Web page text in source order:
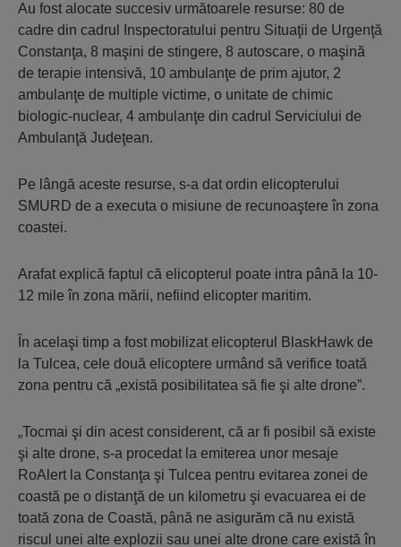
Au fost alocate succesiv următoarele resurse: 80 de
cadre din cadrul Inspectoratului pentru Situaţii de Urgenţă
Constanţa, 8 maşini de stingere, 8 autoscare, o maşină
de terapie intensivă, 10 ambulanţe de prim ajutor, 2
ambulanţe de multiple victime, o unitate de chimic
biologic-nuclear, 4 ambulanţe din cadrul Serviciului de
Ambulanţă Judeţean.
Pe lângă aceste resurse, s-a dat ordin elicopterului
SMURD de a executa o misiune de recunoaştere în zona
coastei.
Arafat explică faptul că elicopterul poate intra până la 10-
12 mile în zona mării, nefiind elicopter maritim.
În acelaşi timp a fost mobilizat elicopterul BlaskHawk de
la Tulcea, cele două elicoptere urmând să verifice toată
zona pentru că „există posibilitatea să fie şi alte drone”.
„Tocmai şi din acest considerent, că ar fi posibil să existe
şi alte drone, s-a procedat la emiterea unor mesaje
RoAlert la Constanţa şi Tulcea pentru evitarea zonei de
coastă pe o distanţă de un kilometru şi evacuarea ei de
toată zona de Coastă, până ne asigurăm că nu există
riscul unei alte explozii sau unei alte drone care există în